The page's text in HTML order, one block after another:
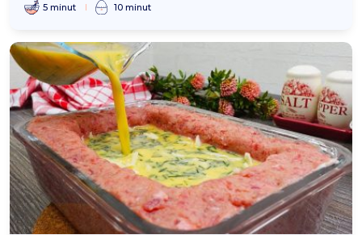
5 minut 10 minut